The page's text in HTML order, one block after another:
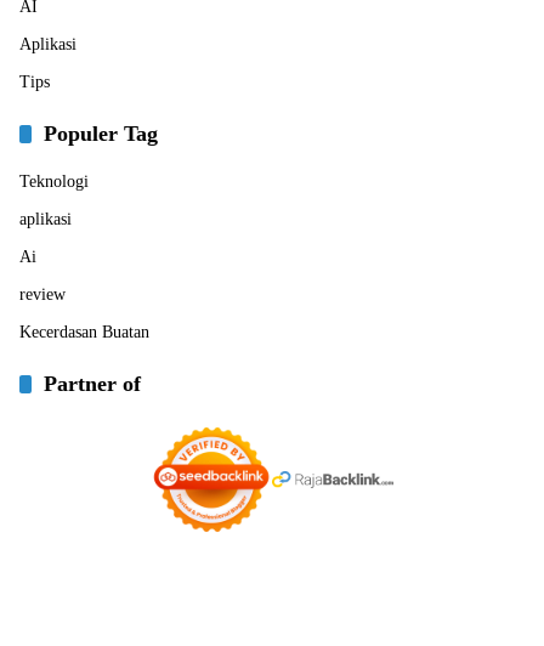
AI
Aplikasi
Tips
Populer Tag
Teknologi
aplikasi
Ai
review
Kecerdasan Buatan
Partner of